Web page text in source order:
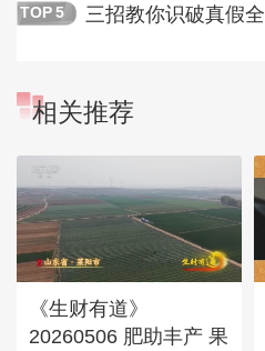
TOP 5 三招教你识破真假
相关推荐
《生财有道》
20260506 肥助丰产 果